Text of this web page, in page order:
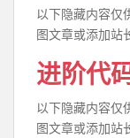
以下隐藏内容仅
图文章或添加站
进阶代
以下隐藏内容仅
图文章或添加站